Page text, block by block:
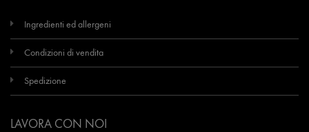
Ingredienti ed allergeni
Condizioni di vendita
Spedizione
LAVORA CON NOI